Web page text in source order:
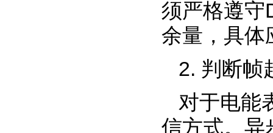
须严格遵守
余量，具
2. 判断帧
对于电能
信方式。异